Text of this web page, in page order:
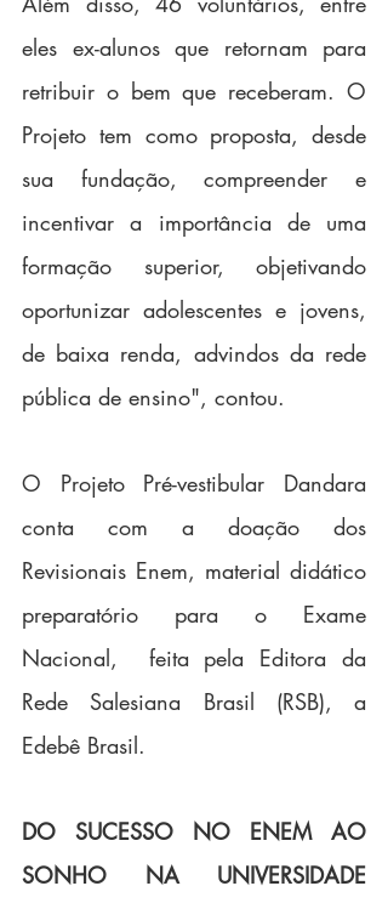
eles ex-alunos que retornam para
retribuir o bem que receberam. O
Projeto tem como proposta, desde
sua fundação, compreender e
incentivar a importância de uma
formação superior, objetivando
oportunizar adolescentes e jovens,
de baixa renda, advindos da rede
pública de ensino", contou.
O Projeto Pré-vestibular Dandara
conta com a doação dos
Revisionais Enem, material didático
preparatório para o Exame
Nacional,  feita pela Editora da
Rede Salesiana Brasil (RSB), a
Edebê Brasil.
DO SUCESSO NO ENEM AO
SONHO NA UNIVERSIDADE